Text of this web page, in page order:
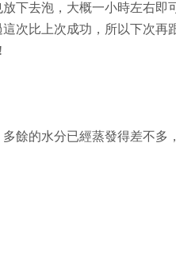
下去泡，大概一小時左右即
次比上次成功，所以下次再
餘的水分已經蒸發得差不多